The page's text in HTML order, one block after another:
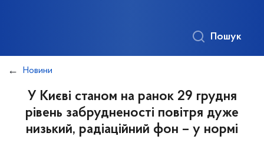
Пошук
Новини
У Києві станом на ранок 29 грудня
рівень забрудненості повітря дуже
низький, радіаційний фон – у нормі